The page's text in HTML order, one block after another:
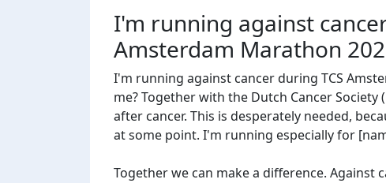
I'm running against
Amsterdam Marathon
I'm running against cancer during TCS
me? Together with the Dutch Cancer
after cancer. This is desperately needed,
at some point. I'm running especially for
Together we can make a difference. Against